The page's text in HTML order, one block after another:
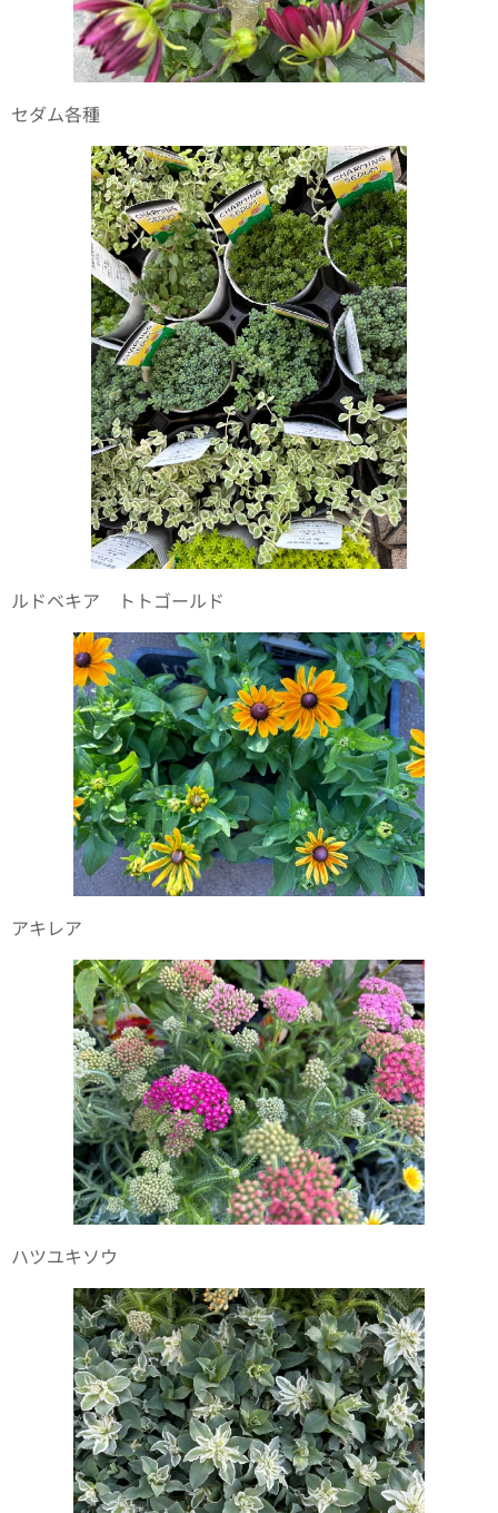
セダム各種
ルドベキア トトゴールド
アキレア
ハツユキソウ